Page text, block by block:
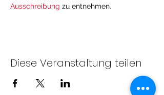
Ausschreibung zu entnehmen.
Diese Veranstaltung teilen